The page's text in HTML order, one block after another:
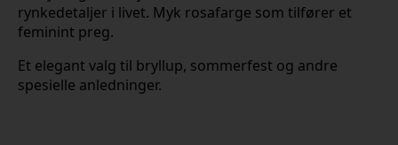
rynkedetaljer i livet. Myk rosafarge som tilfører et
feminint preg.
Et elegant valg til bryllup, sommerfest og andre
spesielle anledninger.